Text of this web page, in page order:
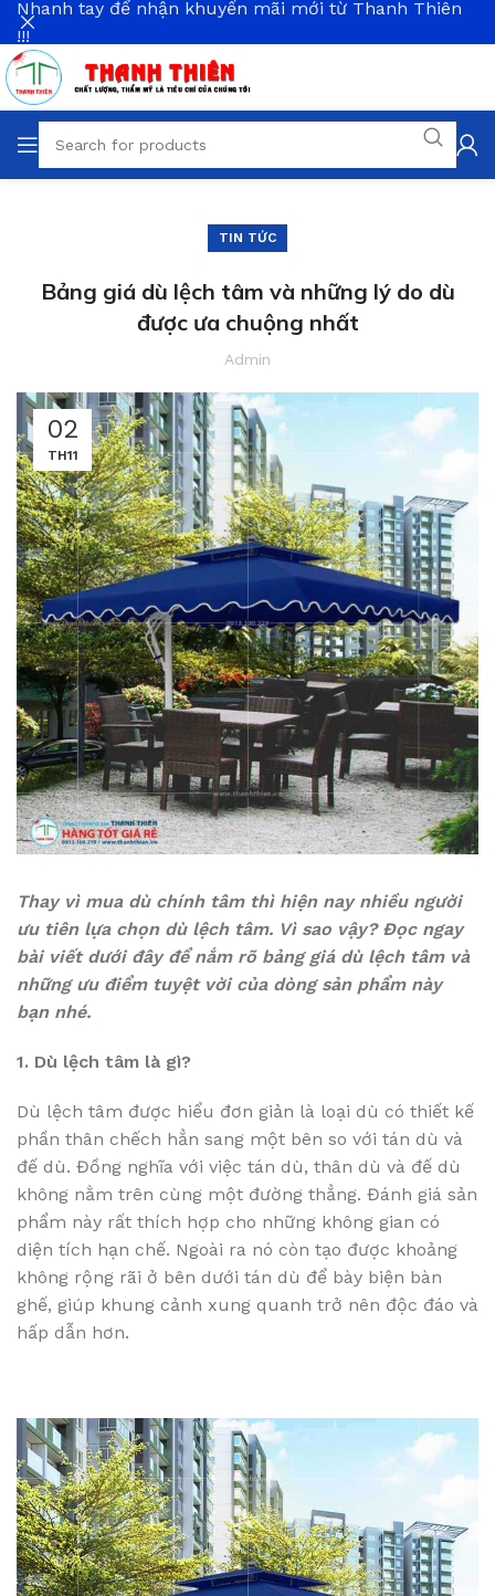
TIN TỨC
Bảng giá dù lệch tâm và những lý do dù
được ưa chuộng nhất
Admin
02
TH11
Thay vì mua dù chính tâm thì hiện nay nhiều người
ưu tiên lựa chọn dù lệch tâm. Vì sao vậy? Đọc ngay
bài viết dưới đây để nắm rõ bảng giá dù lệch tâm và
những ưu điểm tuyệt vời của dòng sản phẩm này
bạn nhé.
1. Dù lệch tâm là gì?
Dù lệch tâm được hiểu đơn giản là loại dù có thiết kế
phần thân chếch hẳn sang một bên so với tán dù và
đế dù. Đồng nghĩa với việc tán dù, thân dù và đế dù
không nằm trên cùng một đường thẳng. Đánh giá sản
phẩm này rất thích hợp cho những không gian có
diện tích hạn chế. Ngoài ra nó còn tạo được khoảng
không rộng rãi ở bên dưới tán dù để bày biện bàn
ghế, giúp khung cảnh xung quanh trở nên độc đáo và
hấp dẫn hơn.
Nhanh tay để nhận khuyến mãi mới từ Thanh Thiên
!!!